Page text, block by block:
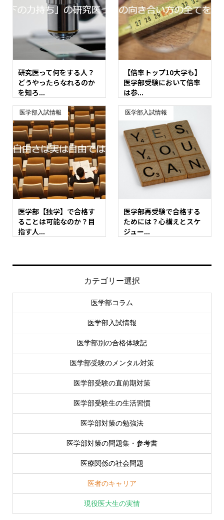
研究医って何をする人？
どうやったらなれるのか
を知ろ...
【倍率トップ10大学も】
医学部受験において倍率
は参...
医学部入試情報
医学部【独学】で合格す
ることは可能なのか？目
指す人...
医学部入試情報
医学部再受験で合格する
ためには？心構えとスケ
ジュー...
カテゴリー選択
医学部コラム
医学部入試情報
医学部別の合格体験記
医学部受験のメンタル対策
医学部受験の直前期対策
医学部受験生の生活習慣
医学部対策の勉強法
医学部対策の問題集・参考書
医療関係の社会問題
医者のキャリア
現役医大生の実情